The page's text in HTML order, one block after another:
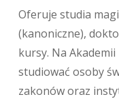
Oferuje studia
(kanoniczne),
kursy. Na
studiować osoby
zakonów oraz